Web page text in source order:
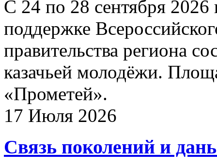
С 24 по 28 сентября 2026
поддержке
правительства региона
казачьей молодёжи.
«Прометей».
17 Июля 2026
Связь поколений и